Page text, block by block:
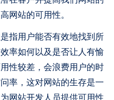
网站的可用性。
用户能否有效地找到所
率如何以及是否让人有愉
性较差，会浪费用户的时
率，这对网站的生存是一
网站开发人员提供可用性